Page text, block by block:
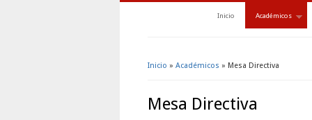
Inicio Académicos
Inicio » Académicos » Mesa Directiva
Mesa Directiva